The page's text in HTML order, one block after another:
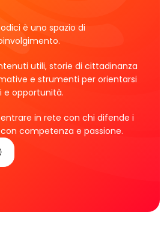
è uno spazio di
utili, storie di cittadinanza
e strumenti per orientarsi
e opportunità.
in rete con chi difende i
competenza e passione.